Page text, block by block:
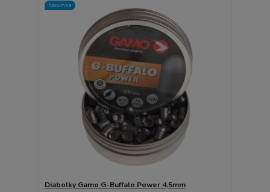
Novinka
Diabolky Gamo G-Buffalo Power 4,5mm